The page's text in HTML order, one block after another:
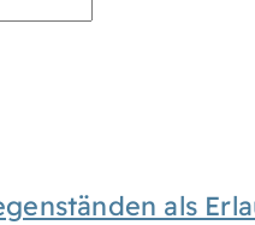
als